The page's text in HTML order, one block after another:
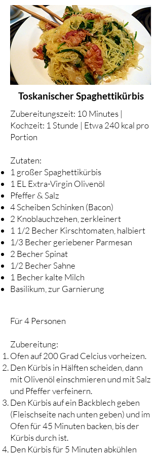
Zubereitungszeit: 10 Minutes |
Kochzeit: 1 Stunde | Etwa 240 kcal pro
Portion
Zutaten:
1 großer Spaghettikürbis
1 EL Extra-Virgin Olivenöl
Pfeffer & Salz
4 Scheiben Schinken (Bacon)
2 Knoblauchzehen, zerkleinert
1 1/2 Becher Kirschtomaten, halbiert
1/3 Becher geriebener Parmesan
2 Becher Spinat
1/2 Becher Sahne
1 Becher kalte Milch
Basilikum, zur Garnierung
Für 4 Personen
Zubereitung:​​
Ofen auf 200 Grad Celcius vorheizen.
Den Kürbis in Hälften scheiden, dann
mit Olivenöl einschmieren und mit Salz
und Pfeffer verfeinern.
Den Kürbis auf ein Backblech geben
(Fleischseite nach unten geben) und im
Ofen für 45 Minuten backen, bis der
Kürbis durch ist.
Den Kürbis für 5 Minuten abkühlen
Toskanischer Spaghettikürbis